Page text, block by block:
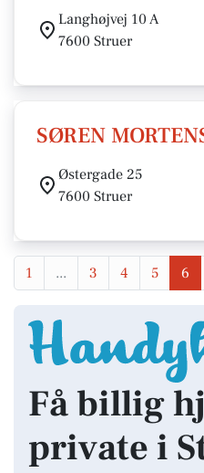
Langhøjvej 10 A
7600 Struer
SØREN
Østergade 25
7600 Struer
1 ... 3 4 5 6
Få billig
private i